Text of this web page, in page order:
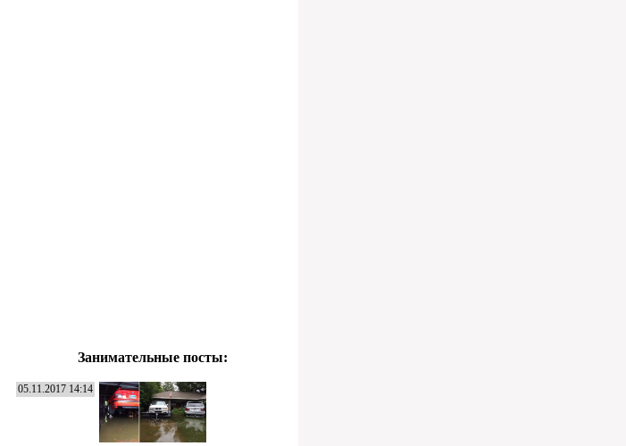
Занимательные посты:
05.11.2017 14:14